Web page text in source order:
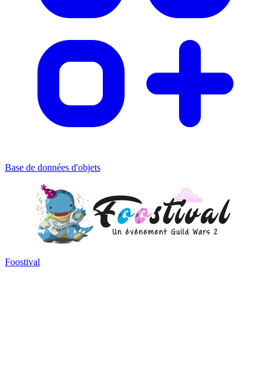
Base de données d'objets
Foostival